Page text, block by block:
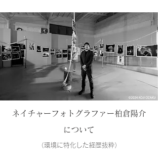
ネイチャーフォトグラファー柏倉陽介
について
（環境に特化した経歴抜粋）